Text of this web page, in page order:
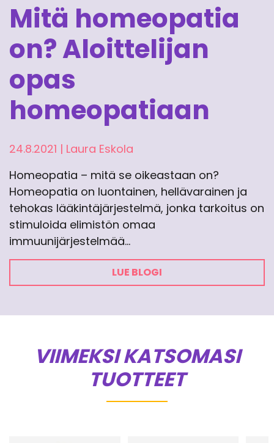
Mitä homeopatia
on? Aloittelijan
opas
homeopatiaan
24.8.2021 | Laura Eskola
Homeopatia – mitä se oikeastaan on?
Homeopatia on luontainen, hellävarainen ja
tehokas lääkintäjärjestelmä, jonka tarkoitus on
stimuloida elimistön omaa
immuunijärjestelmää…
LUE BLOGI
VIIMEKSI KATSOMASI
TUOTTEET